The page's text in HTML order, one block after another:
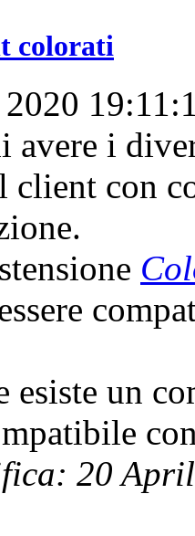
colorati
avere i
client con
esiste un
20